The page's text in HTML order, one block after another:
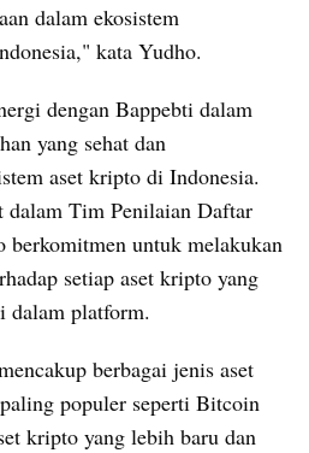
dalam ekosistem
kata Yudho.
dengan Bappebti dalam
yang sehat dan
aset kripto di Indonesia.
dalam Tim Penilaian Daftar
untuk melakukan
setiap aset kripto yang
dalam platform.
berbagai jenis aset
populer seperti Bitcoin
kripto yang lebih baru dan